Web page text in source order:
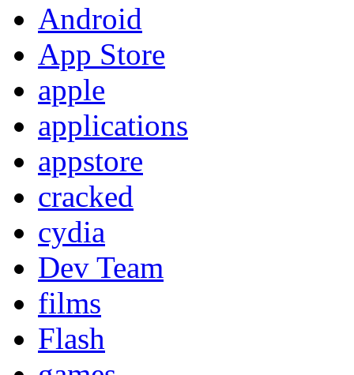
Android
App Store
apple
applications
appstore
cracked
cydia
Dev Team
films
Flash